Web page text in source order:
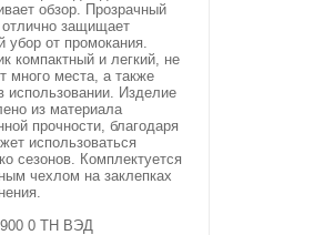
обзор. Прозрачный
отлично защищает
убор от промокания.
компактный и легкий, не
много места, а также
использовании. Изделие
из материала
прочности, благодаря
использоваться
сезонов. Комплектуется
чехлом на заклепках
900 0 ТН ВЭД